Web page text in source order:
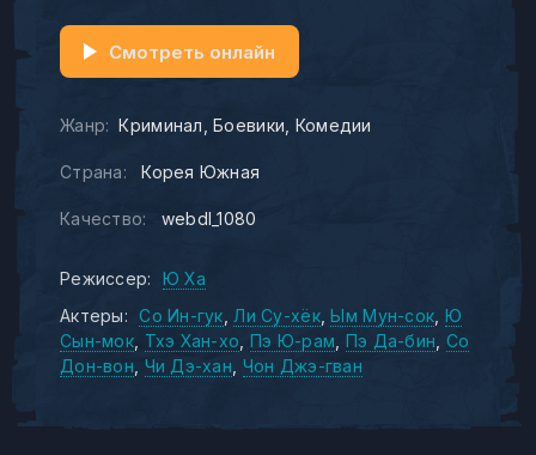
Жанр: Криминал Боевики Комедии
Страна: Корея Южная
Качество: webdl_1080
Смотреть онлайн
Режиссер:
Ю Ха
Актеры:
Со Ин-гук Ли Су-хёк Ым Мун-сок Ю
Сын-мок Тхэ Хан-хо Пэ Ю-рам Пэ Да-бин Со
Дон-вон Чи Дэ-хан Чон Джэ-гван